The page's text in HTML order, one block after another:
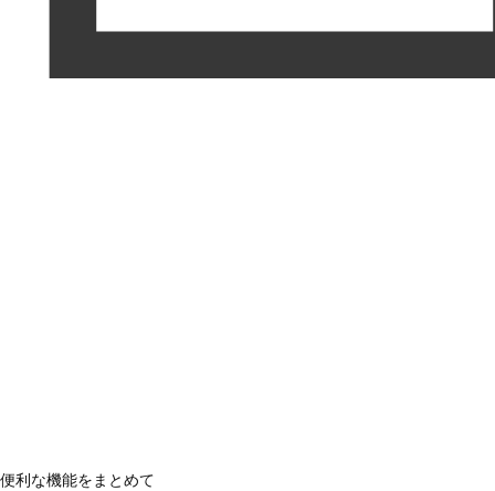
便利な機能をまとめて